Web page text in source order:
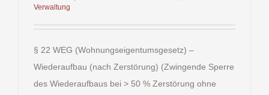
Verwaltung
§ 22 WEG (Wohnungseigentumsgesetz) –
Wiederaufbau (nach Zerstörung) (Zwingende Sperre
des Wiederaufbaus bei > 50 % Zerstörung ohne